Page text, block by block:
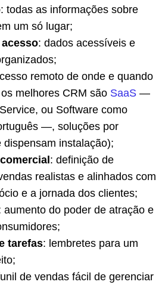
: todas as informações sobre
um só lugar;
: dados acessíveis e
remoto de onde e quando
melhores CRM são SaaS —
ou Software como
—, soluções por
dispensam instalação);
: definição de
realistas e alinhados com
e a jornada dos clientes;
aumento do poder de atração e
tarefas: lembretes para um
de vendas fácil de gerenciar